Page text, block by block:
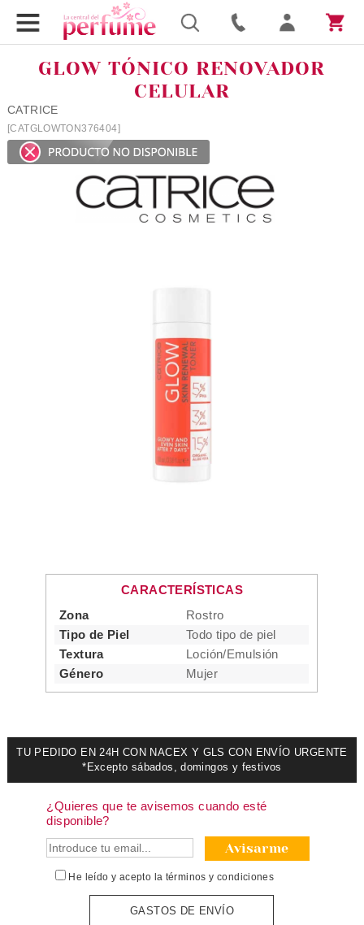
GLOW TÓNICO RENOVADOR
CELULAR
CATRICE
[CATGLOWTON376404]
CARACTERÍSTICAS
Zona
Rostro
Tipo de Piel
Todo tipo de piel
Textura
Loción/Emulsión
Género
Mujer
TU PEDIDO EN 24H CON NACEX Y GLS CON ENVÍO URGENTE
*Excepto sábados, domingos y festivos
¿Quieres que te avisemos cuando esté
disponible?
Avisarme
He leído y acepto la términos y condiciones
GASTOS DE ENVÍO